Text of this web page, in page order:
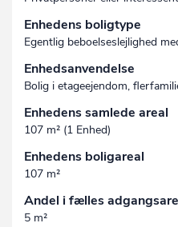
Enhedens boligtype
Egentlig beboelseslejlighed
Enhedsanvendelse
Bolig i etageejendom,
Enhedens samlede areal
107 m² (1 Enhed)
Enhedens boligareal
107 m²
Andel i fælles
5 m²